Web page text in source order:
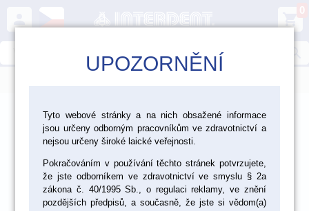
person shopping_cart
0
> Ordinace > Rotační nástroje >
Lešticí nástroje Edenta > Lešticí gumičky pro keramiku
UPOZORNĚNÍ
Tyto webové stránky a na nich obsažené informace
jsou určeny odborným pracovníkům ve zdravotnictví a
nejsou určeny široké laické veřejnosti.
Pokračováním v používání těchto stránek potvrzujete,
že jste odborníkem ve zdravotnictví ve smyslu § 2a
zákona č. 40/1995 Sb., o regulaci reklamy, ve znění
pozdějších předpisů, a současně, že jste si vědom(a)